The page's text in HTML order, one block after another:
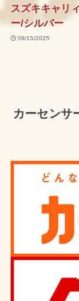
スズキキャリ
ー/シルバー
09/15/2025
カーセンサ